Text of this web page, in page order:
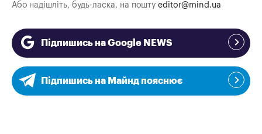
Або надішліть, будь-ласка, на пошту editor@mind.ua
Підпишись на Google NEWS
Підпишись на Майнд пояснює